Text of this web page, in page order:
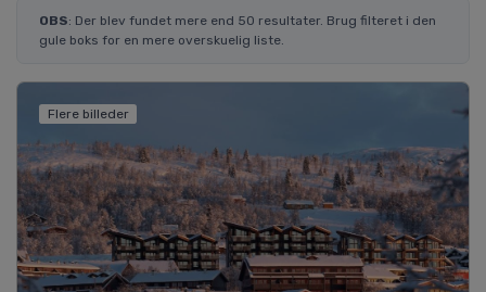
OBS: Der blev fundet mere end 50 resultater. Brug filteret i den
gule boks for en mere overskuelig liste.
Flere billeder